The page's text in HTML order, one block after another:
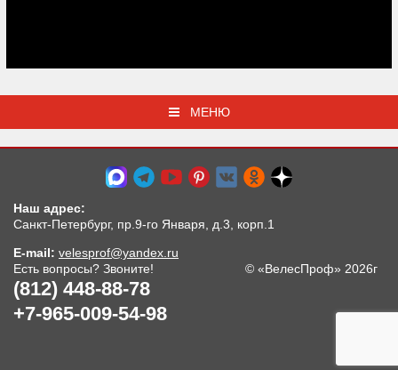
МЕНЮ
Наш адрес:
Санкт-Петербург, пр.9-го Января, д.3, корп.1
E-mail: velesprof@yandex.ru
Есть вопросы? Звоните!
(812) 448-88-78
+7-965-009-54-98
© «ВелесПроф» 2026г